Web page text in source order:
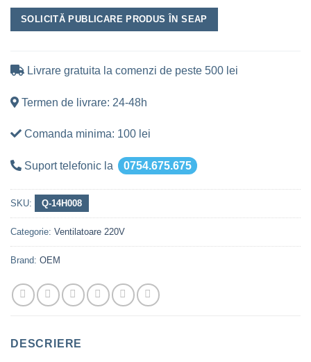
SOLICITĂ PUBLICARE PRODUS ÎN SEAP
Livrare gratuita la comenzi de peste 500 lei
Termen de livrare: 24-48h
Comanda minima: 100 lei
Suport telefonic la 0754.675.675
SKU: Q-14H008
Categorie: Ventilatoare 220V
Brand: OEM
DESCRIERE